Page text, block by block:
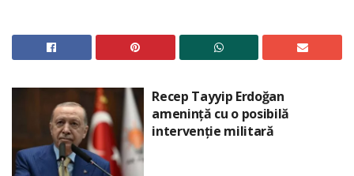
Recep Tayyip Erdoğan
amenință cu o posibilă
intervenție militară